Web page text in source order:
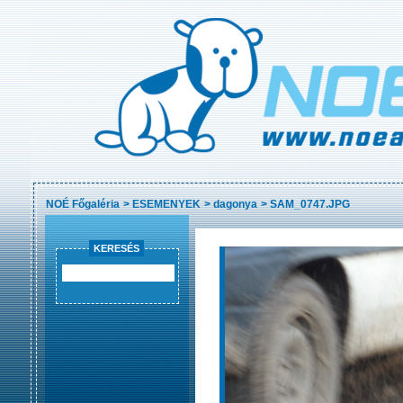
NOÉ Főgaléria >ESEMENYEK >dagonya >SAM_0747.JPG
KERESÉS